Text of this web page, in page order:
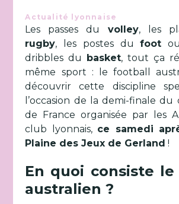
Actualité lyonnaise
Les passes du volley, les
rugby, les postes dufoot
dribbles du basket, tout ça
même sport : le football
découvrir cette discipline
l’occasion de la demi-finale du
de France organisée par les
club lyonnais, ce samedi
Plaine des Jeux de Gerland !
En quoi consiste
australien ?